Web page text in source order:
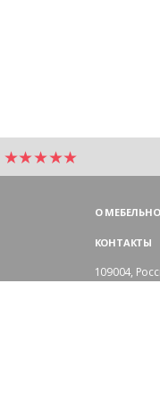
★★★★★
О
КОНТАКТЫ
109004,